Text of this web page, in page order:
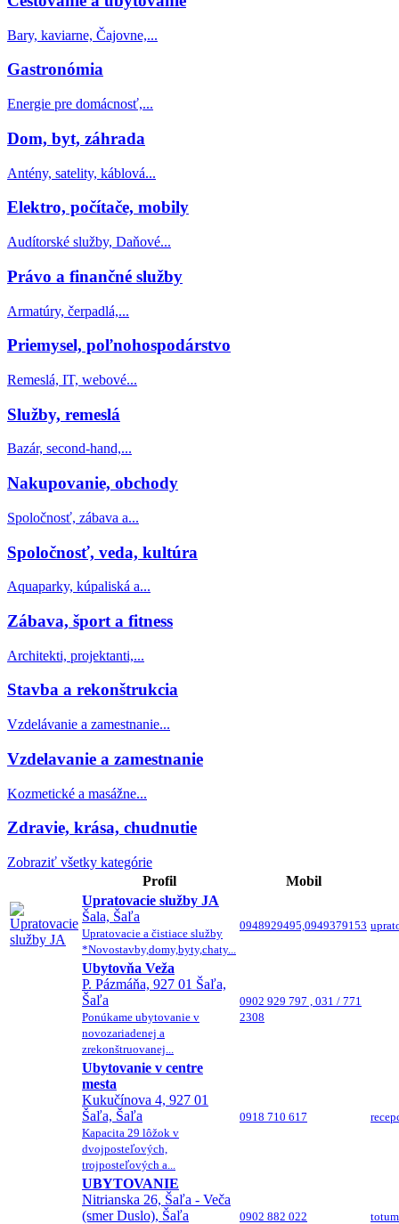
Bary, kaviarne, Čajovne,...
Gastronómia
Energie pre domácnosť,...
Dom, byt, záhrada
Antény, satelity, káblová...
Elektro, počítače, mobily
Audítorské služby, Daňové...
Právo a finančné služby
Armatúry, čerpadlá,...
Priemysel, poľnohospodárstvo
Remeslá, IT, webové...
Služby, remeslá
Bazár, second-hand,...
Nakupovanie, obchody
Spoločnosť, zábava a...
Spoločnosť, veda, kultúra
Aquaparky, kúpaliská a...
Zábava, šport a fitness
Architekti, projektanti,...
Stavba a rekonštrukcia
Vzdelávanie a zamestnanie...
Vzdelavanie a zamestnanie
Kozmetické a masážne...
Zdravie, krása, chudnutie
Zobraziť všetky kategórie
Profil
Mobil
Upratovacie služby JA
Šala, Šaľa
Upratovacie a čistiace služby
*Novostavby,domy,byty,chaty...
0948929495,0949379153
Ubytovňa Veža
P. Pázmáňa, 927 01 Šaľa,
Šaľa
Ponúkame ubytovanie v
novozariadenej a
zrekonštruovanej...
0902 929 797 , 031 / 771
2308
Ubytovanie v centre
mesta
Kukučínova 4, 927 01
Šaľa, Šaľa
Kapacita 29 lôžok v
dvojposteľových,
trojposteľových a...
0918 710 617
UBYTOVANIE
Nitrianska 26, Šaľa - Veča
(smer Duslo), Šaľa
0902 882 022